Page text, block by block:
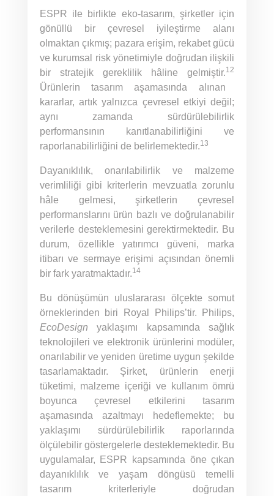
ESPR ile birlikte eko-tasarım, şirketler için
gönüllü bir çevresel iyileştirme alanı
olmaktan çıkmış; pazara erişim, rekabet gücü
ve kurumsal risk yönetimiyle doğrudan ilişkili
bir stratejik gereklilik hâline gelmiştir.12
Ürünlerin tasarım aşamasında alınan
kararlar, artık yalnızca çevresel etkiyi değil;
aynı zamanda sürdürülebilirlik
performansının kanıtlanabilirliğini ve
raporlanabilirliğini de belirlemektedir.13
Dayanıklılık, onarılabilirlik ve malzeme
verimliliği gibi kriterlerin mevzuatla zorunlu
hâle gelmesi, şirketlerin çevresel
performanslarını ürün bazlı ve doğrulanabilir
verilerle desteklemesini gerektirmektedir. Bu
durum, özellikle yatırımcı güveni, marka
itibarı ve sermaye erişimi açısından önemli
bir fark yaratmaktadır.14
Bu dönüşümün uluslararası ölçekte somut
örneklerinden biri Royal Philips’tir. Philips,
EcoDesign yaklaşımı kapsamında sağlık
teknolojileri ve elektronik ürünlerini modüler,
onarılabilir ve yeniden üretime uygun şekilde
tasarlamaktadır. Şirket, ürünlerin enerji
tüketimi, malzeme içeriği ve kullanım ömrü
boyunca çevresel etkilerini tasarım
aşamasında azaltmayı hedeflemekte; bu
yaklaşımı sürdürülebilirlik raporlarında
ölçülebilir göstergelerle desteklemektedir. Bu
uygulamalar, ESPR kapsamında öne çıkan
dayanıklılık ve yaşam döngüsü temelli
tasarım kriterleriyle doğrudan